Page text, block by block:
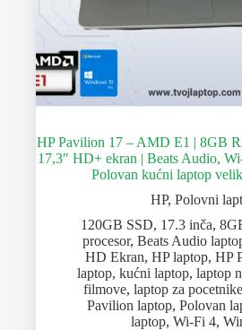
HP Pavilion 17 – AMD E1 | 8GB
17,3″ HD+ ekran | Beats Audio,
Polovan kućni laptop
HP, Polovni
120GB SSD, 17.3 inča,
procesor, Beats Audio
HD Ekran, HP laptop, HP
laptop,kućni laptop,laptop
filmove,laptop za pocetnike
Pavilion laptop,Polovan
laptop, Wi-Fi 4,